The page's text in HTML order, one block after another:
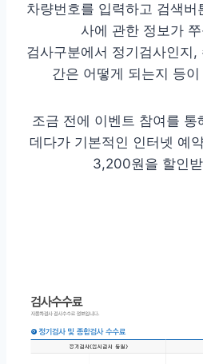
차량번호를 입력하고 검색버
사에 관한 정보가
검사구분에서 정기검사인지,
간은 어떻게 되는지 등
조금 전에 이벤트 참여를
데다가 기본적인 인터넷 예
3,200원을 할인